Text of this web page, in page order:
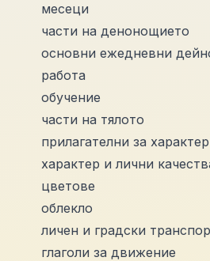
месеци
части на денонощието
основни ежедневни
работа
обучение
части на тялото
прилагателни за
характер и лични
цветове
облекло
личен и градски
глаголи за движение